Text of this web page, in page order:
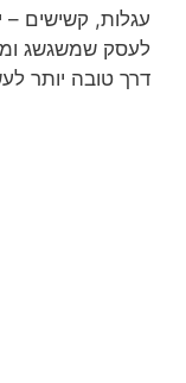
עגלות, קשישים –
לעסק שמשגשג
דרך טובה יותר